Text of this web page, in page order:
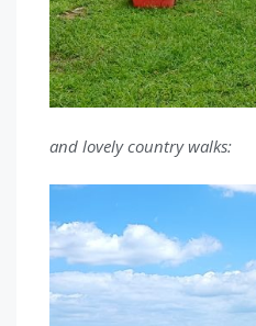
and lovely country walks: